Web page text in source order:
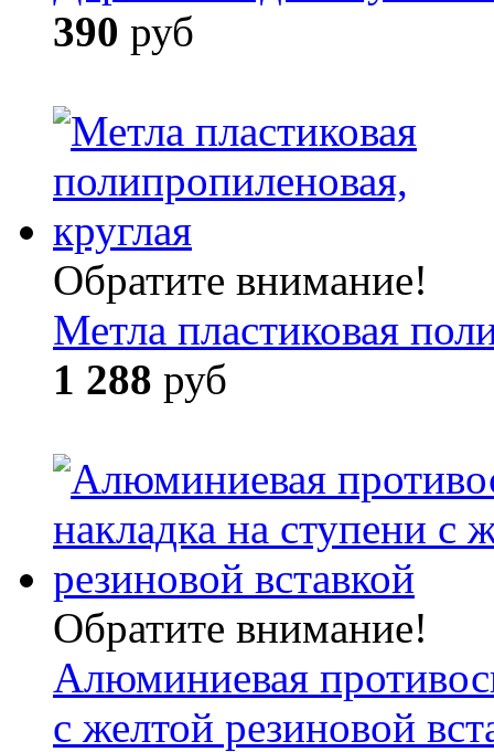
390 руб
Обратите внимание!
Метла пластиковая
1 288 руб
Обратите внимание!
Алюминиевая
с желтой резиновой